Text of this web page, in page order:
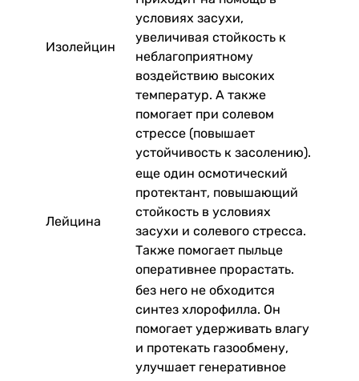
Изолейцин
условиях засухи,
увеличивая стойкость к
неблагоприятному
воздействию высоких
температур. А также
помогает при солевом
стрессе (повышает
устойчивость к засолению).
Лейцина
еще один осмотический
протектант, повышающий
стойкость в условиях
засухи и солевого стресса.
Также помогает пыльце
оперативнее прорастать.
без него не обходится
синтез хлорофилла. Он
помогает удерживать влагу
и протекать газообмену,
улучшает генеративное